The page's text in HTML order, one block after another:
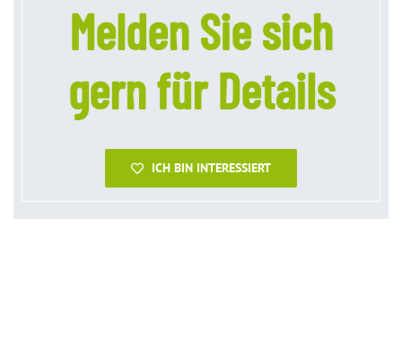
Melden Sie sich
gern für Details
ICH BIN INTERESSIERT